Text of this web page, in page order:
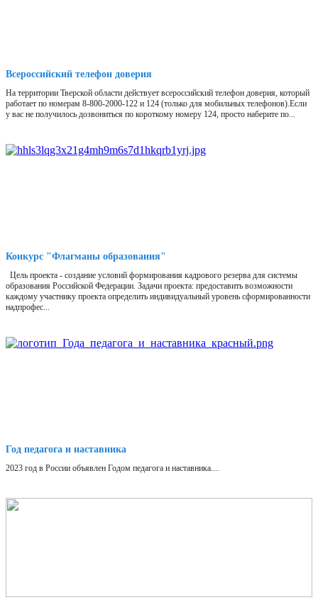
Всероссийский телефон доверия
На территории Тверской области действует всероссийский телефон доверия, который
работает по номерам 8-800-2000-122 и 124 (только для мобильных телефонов).Если
у вас не получилось дозвониться по короткому номеру 124, просто наберите по...
Конкурс "Флагманы образования"
Цель проекта - создание условий формирования кадрового резерва для системы
образования Российской Федерации. Задачи проекта: предоставить возможности
каждому участнику проекта определить индивидуальный уровень сформированности
надпрофес...
Год педагога и наставника
2023 год в России объявлен Годом педагога и наставника....